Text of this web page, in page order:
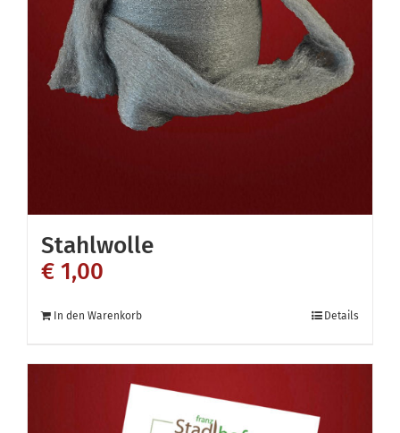
Stahlwolle
€ 1,00
In den Warenkorb Details